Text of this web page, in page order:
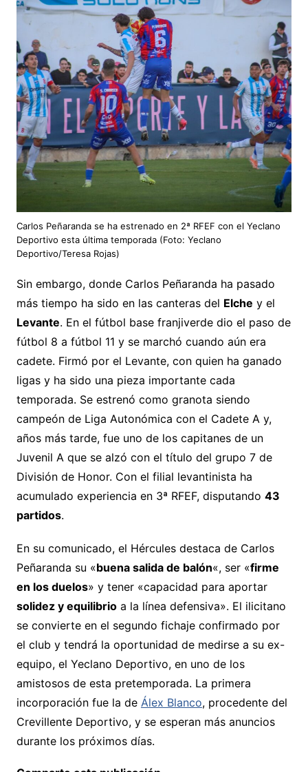
Carlos Peñaranda se ha estrenado en 2ª RFEF con el Yeclano
Deportivo esta última temporada (Foto: Yeclano
Deportivo/Teresa Rojas)
Sin embargo, donde Carlos Peñaranda ha pasado
más tiempo ha sido en las canteras del Elche y el
Levante. En el fútbol base franjiverde dio el paso de
fútbol 8 a fútbol 11 y se marchó cuando aún era
cadete. Firmó por el Levante, con quien ha ganado
ligas y ha sido una pieza importante cada
temporada. Se estrenó como granota siendo
campeón de Liga Autonómica con el Cadete A y,
años más tarde, fue uno de los capitanes de un
Juvenil A que se alzó con el título del grupo 7 de
División de Honor. Con el filial levantinista ha
acumulado experiencia en 3ª RFEF, disputando 43
partidos.
En su comunicado, el Hércules destaca de Carlos
Peñaranda su «buena salida de balón«, ser «firme
en los duelos» y tener «capacidad para aportar
solidez y equilibrioa la línea defensiva». El ilicitano
se convierte en el segundo fichaje confirmado por
el club y tendrá la oportunidad de medirse a su ex-
equipo, el Yeclano Deportivo, en uno de los
amistosos de esta pretemporada. La primera
incorporación fue la de Álex Blanco, procedente del
Crevillente Deportivo, y se esperan más anuncios
durante los próximos días.